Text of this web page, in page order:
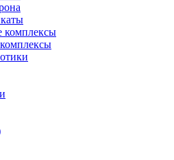
комплексы